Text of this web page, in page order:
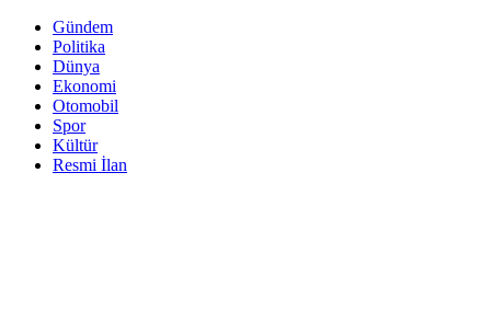
Gündem
Politika
Dünya
Ekonomi
Otomobil
Spor
Kültür
Resmi İlan